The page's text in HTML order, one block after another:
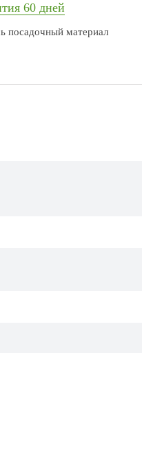
60 дней
посадочный материал